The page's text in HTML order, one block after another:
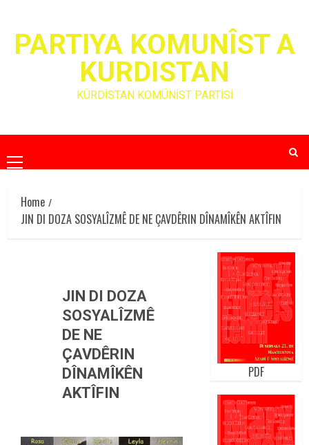
contentPARTIYA KOMUNÎST A
KURDISTAN
KÜRDİSTAN KOMÜNİST PARTİSİ
Primary
Menu
Home
JIN DI DOZA SOSYALÎZMÊ DE NE ÇAVDÊRIN DÎNAMÎKÊN AKTÎFIN
JIN DI DOZA
SOSYALÎZMÊ
DE NE
ÇAVDÊRIN
DÎNAMÎKÊN
AKTÎFIN
PDF